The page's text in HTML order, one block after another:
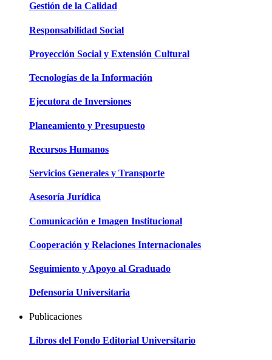
Gestión de la Calidad
Responsabilidad Social
Proyección Social y Extensión Cultural
Tecnologías de la Información
Ejecutora de Inversiones
Planeamiento y Presupuesto
Recursos Humanos
Servicios Generales y Transporte
Asesoría Jurídica
Comunicación e Imagen Institucional
Cooperación y Relaciones Internacionales
Seguimiento y Apoyo al Graduado
Defensoría Universitaria
Publicaciones
Libros del Fondo Editorial Universitario